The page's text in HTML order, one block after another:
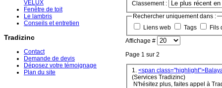
VELUX
Fenêtre de toit
Le lambris
Conseils et entretien
Tradizinc
Contact
Demande de devis
Déposez votre témoignage
Plan du site
Classement :
Rechercher uniquement dans :
Liens web
Tags
Fils
Affichage #
Page 1 sur 2
1. <span
(Services Tradizinc)
N'hésitez plus, faites appel à